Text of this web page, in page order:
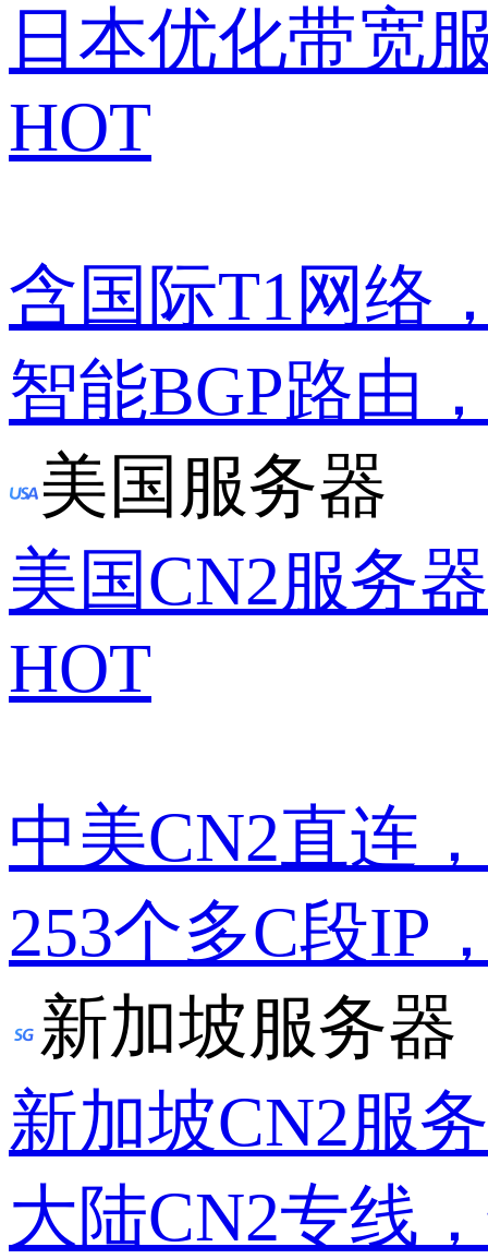
日本优化带宽
HOT
含国际T1网络
智能BGP路由
美国服务器
美国CN2服务器
HOT
中美CN2直连
253个多C段IP
新加坡服务器
新加坡CN2服
大陆CN2专线